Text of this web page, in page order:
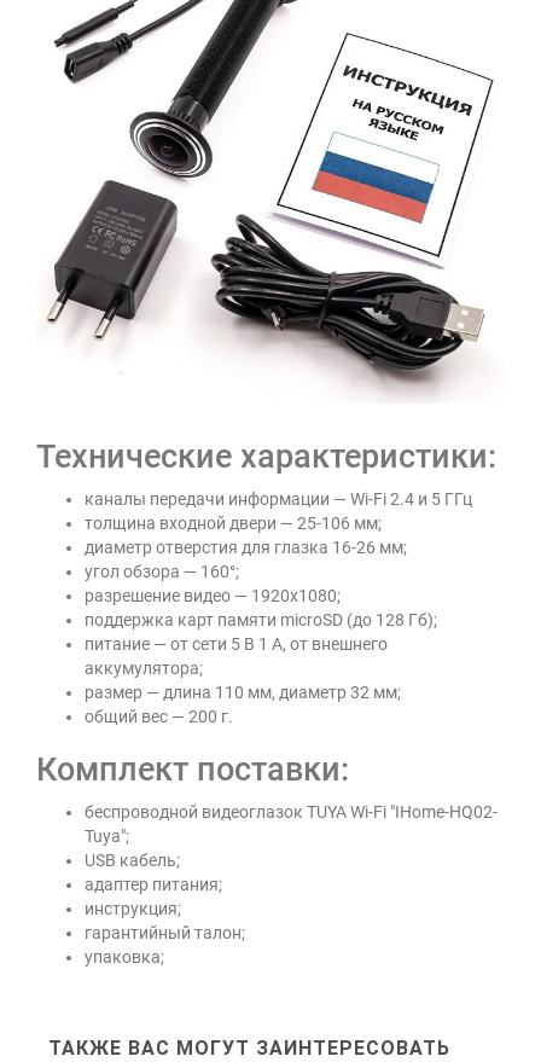
Технические характеристики:
каналы передачи информации — Wi-Fi 2.4 и 5 ГГц
толщина входной двери — 25-106 мм;
диаметр отверстия для глазка 16-26 мм;
угол обзора — 160°;
разрешение видео — 1920х1080;
поддержка карт памяти microSD (до 128 Гб);
питание — от сети 5 В 1 А, от внешнего
аккумулятора;
размер — длина 110 мм, диаметр 32 мм;
общий вес — 200 г.
Комплект поставки:
беспроводной видеоглазок TUYA Wi-Fi "IHome-HQ02-
Tuya";
USB кабель;
адаптер питания;
инструкция;
гарантийный талон;
упаковка;
ТАКЖЕ ВАС МОГУТ ЗАИНТЕРЕСОВАТЬ